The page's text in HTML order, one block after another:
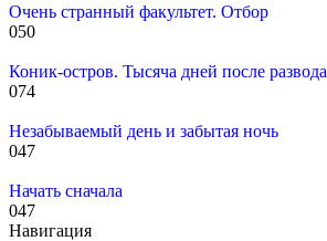
Очень странный факультет. Отбор
050
Коник-остров. Тысяча дней после развода
074
Незабываемый день и забытая ночь
047
Начать сначала
047
Навигация